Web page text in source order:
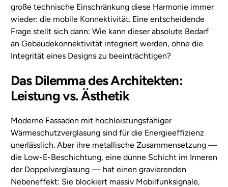
große technische Einschränkung diese Harmonie immer
wieder: die mobile Konnektivität. Eine entscheidende
Frage stellt sich dann: Wie kann dieser absolute Bedarf
an Gebäudekonnektivität integriert werden, ohne die
Integrität eines Designs zu beeinträchtigen?
Das Dilemma des Architekten:
Leistung vs. Ästhetik
Moderne Fassaden mit hochleistungsfähiger
Wärmeschutzverglasung sind für die Energieeffizienz
unerlässlich. Aber ihre metallische Zusammensetzung —
die Low-E-Beschichtung, eine dünne Schicht im Inneren
der Doppelverglasung — hat einen gravierenden
Nebeneffekt: Sie blockiert massiv Mobilfunksignale,